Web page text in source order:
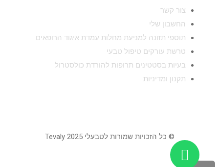
צור קשר
החשבון שלי
תוספי תזונה למניעת מחלות עמדת איגוד הרופאים
טרשת עורקים טיפול טבעי
בעיות בסטטינים תרופות להורדת כולסטרול
תקנון ומדיניות
© כל הזכויות שמורות לטבעלי 2025 Tevaly